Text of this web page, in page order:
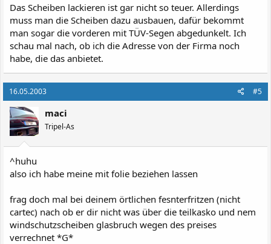
Das Scheiben lackieren ist gar nicht so teuer. Allerdings
muss man die Scheiben dazu ausbauen, dafür bekommt
man sogar die vorderen mit TÜV-Segen abgedunkelt. Ich
schau mal nach, ob ich die Adresse von der Firma noch
habe, die das anbietet.
16.05.2003 #5
maci
Tripel-As
^huhu
also ich habe meine mit folie beziehen lassen
frag doch mal bei deinem örtlichen fesnterfritzen (nicht
cartec) nach ob er dir nicht was über die teilkasko und nem
windschutzscheiben glasbruch wegen des preises
verrechnet *G*